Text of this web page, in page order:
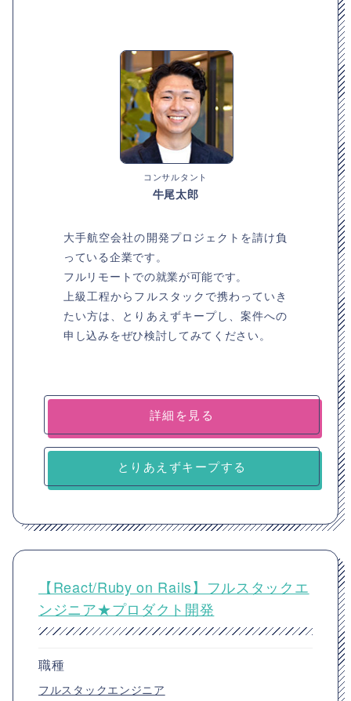
コンサルタント
牛尾太郎
大手航空会社の開発プロジェクトを請け負
っている企業です。
フルリモートでの就業が可能です。
上級工程からフルスタックで携わっていき
たい方は、とりあえずキープし、案件への
申し込みをぜひ検討してみてください。
詳細を見る
とりあえずキープする
【React/Ruby on Rails】フルスタックエ
ンジニア★プロダクト開発
職種
フルスタックエンジニア